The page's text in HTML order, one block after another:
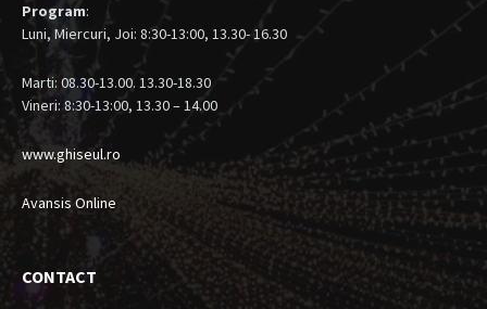
Program:
Luni, Miercuri, Joi: 8:30-13:00, 13.30- 16.30
Marti: 08.30-13.00. 13.30-18.30
Vineri: 8:30-13:00, 13.30 – 14.00
www.ghiseul.ro
Avansis Online
CONTACT